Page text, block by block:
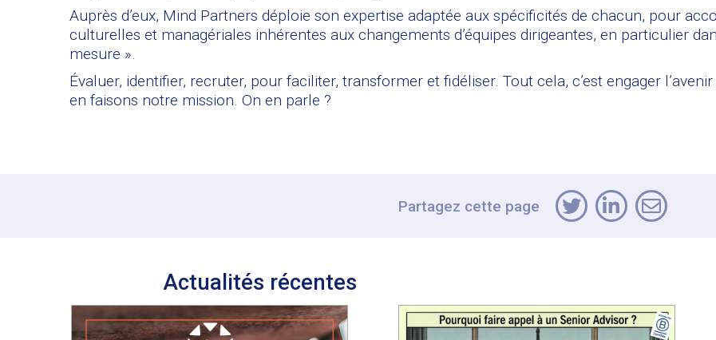
Auprès d’eux, Mind Partners déploie son expertise adaptée aux spécificités de chacun, pour
culturelles et managériales inhérentes aux changements d’équipes dirigeantes, en particulier
mesure ».
Évaluer, identifier, recruter, pour faciliter, transformer et fidéliser. Tout cela, c’est engager
en faisons notre mission. On en parle ?
Partagez cette page
Actualités récentes